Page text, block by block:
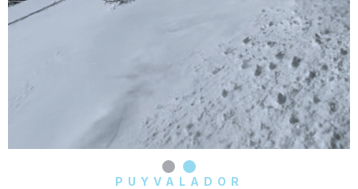
PUYVALADOR